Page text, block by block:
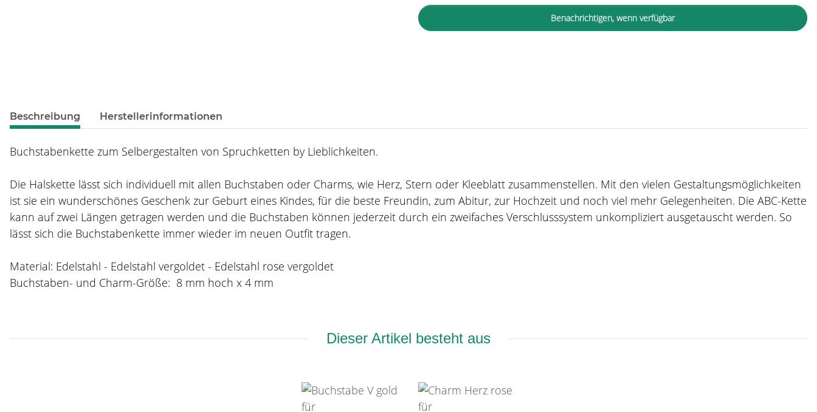
Benachrichtigen, wenn verfügbar
weitere Registerkarten anzeigen
Beschreibung Herstellerinformationen
Buchstabenkette zum Selbergestalten von Spruchketten by Lieblichkeiten.
Die Halskette lässt sich individuell mit allen Buchstaben oder Charms, wie Herz, Stern oder Kleeblatt zusammenstellen. Mit den vielen Gestaltungsmöglichkeiten
ist sie ein wunderschönes Geschenk zur Geburt eines Kindes, für die beste Freundin, zum Abitur, zur Hochzeit und noch viel mehr Gelegenheiten. Die ABC-Kette
kann auf zwei Längen getragen werden und die Buchstaben können jederzeit durch ein zweifaches Verschlusssystem unkompliziert ausgetauscht werden. So
lässt sich die Buchstabenkette immer wieder im neuen Outfit tragen.
Material: Edelstahl - Edelstahl vergoldet - Edelstahl rose vergoldet
Buchstaben- und Charm-Größe: 8 mm hoch x 4 mm
Dieser Artikel besteht aus